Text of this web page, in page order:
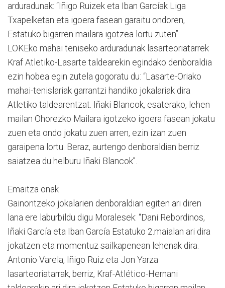
arduradunak: “Iñigo Ruizek eta Iban Garcíak Liga
Txapelketan eta igoera fasean garaitu ondoren,
Estatuko bigarren mailara igotzea lortu zuten”.
LOKEko mahai teniseko arduradunak lasarteoriatarrek
Kraf Atletiko-Lasarte taldearekin egindako denboraldia
ezin hobea egin zutela gogoratu du: “Lasarte-Oriako
mahai-tenislariak garrantzi handiko jokalariak dira
Atletiko taldearentzat. Iñaki Blancok, esaterako, lehen
mailan Ohorezko Mailara igotzeko igoera fasean jokatu
zuen eta ondo jokatu zuen arren, ezin izan zuen
garaipena lortu. Beraz, aurtengo denboraldian berriz
saiatzea du helburu Iñaki Blancok”.
Emaitza onak
Gainontzeko jokalarien denboraldian egiten ari diren
lana ere laburbildu digu Moralesek: “Dani Rebordinos,
Iñaki García eta Iban García Estatuko 2.maialan ari dira
jokatzen eta momentuz sailkapenean lehenak dira.
Antonio Varela, Iñigo Ruiz eta Jon Yarza
lasarteoriatarrak, berriz, Kraf-Atlético-Hernani